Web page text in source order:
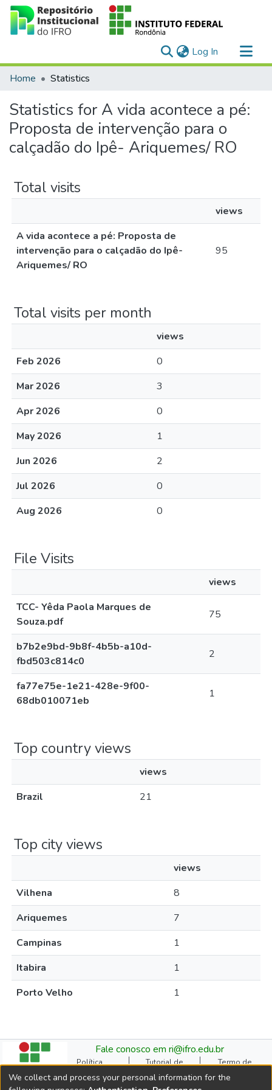
Log In (current)
Communities & Collections
Home Statistics
Statistics for A vida acontece a pé:
Proposta de intervenção para o
calçadão do Ipê- Ariquemes/ RO
Total visits
views
A vida acontece a pé: Proposta de
intervenção para o calçadão do Ipê-
Ariquemes/ RO
95
Total visits per month
views
Feb 2026
0
Mar 2026
3
Apr 2026
0
May 2026
1
Jun 2026
2
Jul 2026
0
Aug 2026
0
File Visits
views
TCC- Yêda Paola Marques de
Souza.pdf
75
b7b2e9bd-9b8f-4b5b-a10d-
fbd503c814c0
2
fa77e75e-1e21-428e-9f00-
68db010071eb
1
Top country views
views
Brazil
21
Top city views
views
Vilhena
8
Ariquemes
7
Campinas
1
Itabira
1
Porto Velho
1
Fale conosco em ri@ifro.edu.br
Política
Institucional do RI
Tutorial de
Submissão
Termo de
Autorização
Manual do TCC
We collect and process your personal information for the